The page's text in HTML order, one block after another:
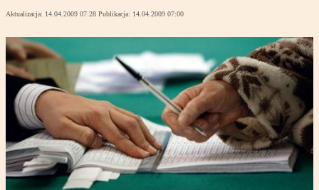
Aktualizacja: 14.04.2009 07:28 Publikacja: 14.04.2009 07:00